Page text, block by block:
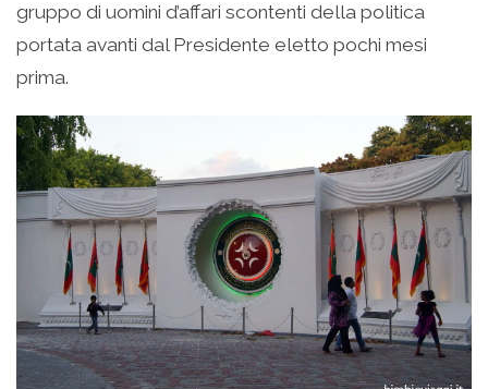
gruppo di uomini d’affari scontenti della politica
portata avanti dal Presidente eletto pochi mesi
prima.